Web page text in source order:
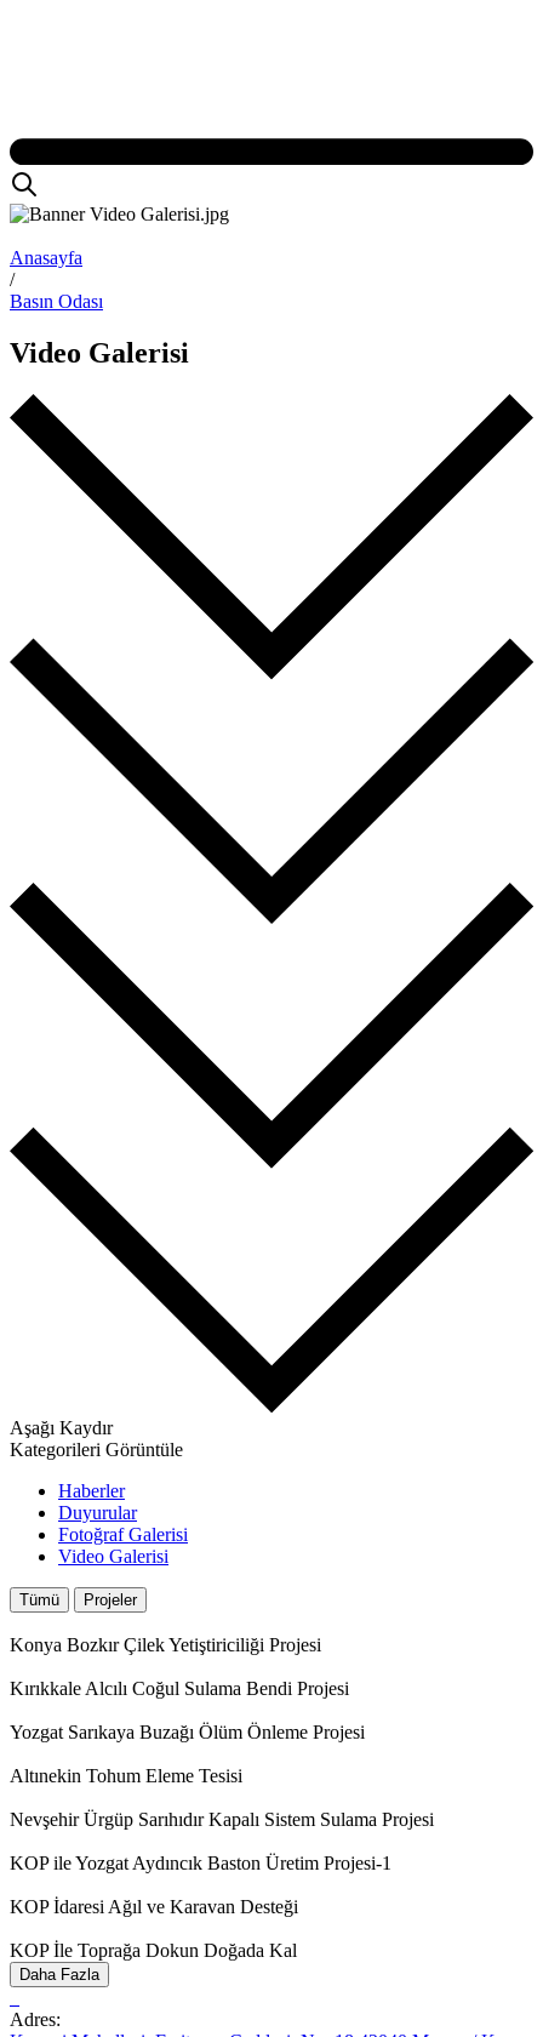
Anasayfa
/
Basın Odası
Video Galerisi
Aşağı Kaydır
Kategorileri Görüntüle
Haberler
Duyurular
Fotoğraf Galerisi
Video Galerisi
Tümü Projeler
Konya Bozkır Çilek Yetiştiriciliği Projesi
Kırıkkale Alcılı Coğul Sulama Bendi Projesi
Yozgat Sarıkaya Buzağı Ölüm Önleme Projesi
Altınekin Tohum Eleme Tesisi
Nevşehir Ürgüp Sarıhıdır Kapalı Sistem Sulama Projesi
KOP ile Yozgat Aydıncık Baston Üretim Projesi-1
KOP İdaresi Ağıl ve Karavan Desteği
KOP İle Toprağa Dokun Doğada Kal
Daha Fazla
Adres: